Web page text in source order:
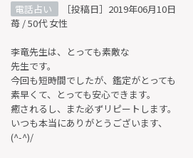
電話占い
［投稿日］2019年06月10日
苺 / 50代 女性
李竜先生は、とっても素敵な
先生です。
今回も短時間でしたが、鑑定がとっても
素早くて、とっても安心できます。
癒されるし、また必ずリピートします。
いつも本当にありがとうございます、
(^-^)/